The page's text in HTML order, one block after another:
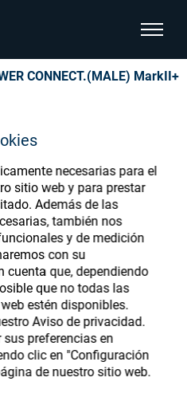
necesarias para el
sitio web y para prestar
Además de las
también nos
y de medición
con su
cuenta que, dependiendo
que no todas las
estén disponibles.
Aviso de privacidad.
preferencias en
clic en "Configuración
de nuestro sitio web.
show
CONNECT.(MALE) MarkII+
your accounts
range of ophthalmic
Sign-In